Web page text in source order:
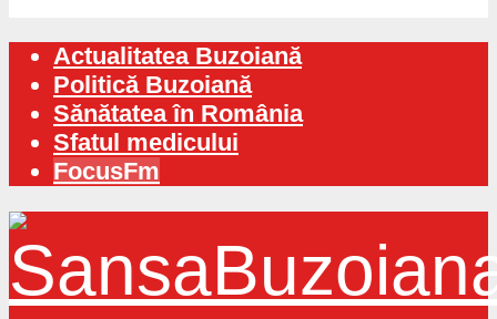
Actualitatea Buzoiană
Politică Buzoiană
Sănătatea în România
Sfatul medicului
FocusFm